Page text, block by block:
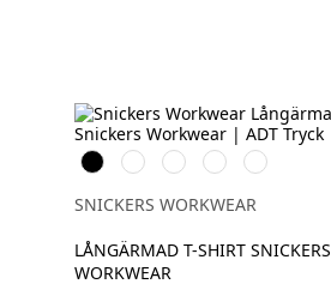
Svart Vit StålgråGrå
melerad
Marinblå
SNICKERS WORKWEAR
LÅNGÄRMAD T-SHIRT SNICKERS
WORKWEAR